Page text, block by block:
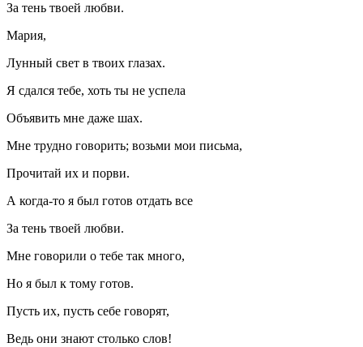
За тень твоей любви.
Мария,
Лунный свет в твоих глазах.
Я сдался тебе, хоть ты не успела
Объявить мне даже шах.
Мне трудно говорить; возьми мои письма,
Прочитай их и порви.
А когда-то я был готов отдать все
За тень твоей любви.
Мне говорили о тебе так много,
Но я был к тому готов.
Пусть их, пусть себе говорят,
Ведь они знают столько слов!